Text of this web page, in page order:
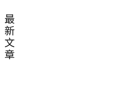
最
新
文
章